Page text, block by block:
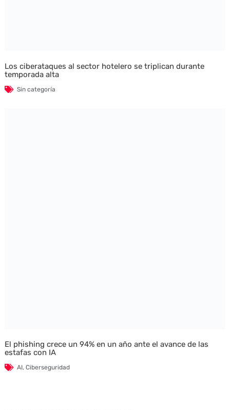
Los ciberataques al sector hotelero se triplican durante
temporada alta
Sin categoría
El phishing crece un 94% en un año ante el avance de las
estafas con IA
AI, Ciberseguridad